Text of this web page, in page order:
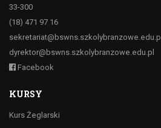
33-300
(18) 471 97 16
sekretariat@bswns.szkolybranzowe.edu.pl
dyrektor@bswns.szkolybranzowe.edu.pl
Facebook
KURSY
Kurs Żeglarski